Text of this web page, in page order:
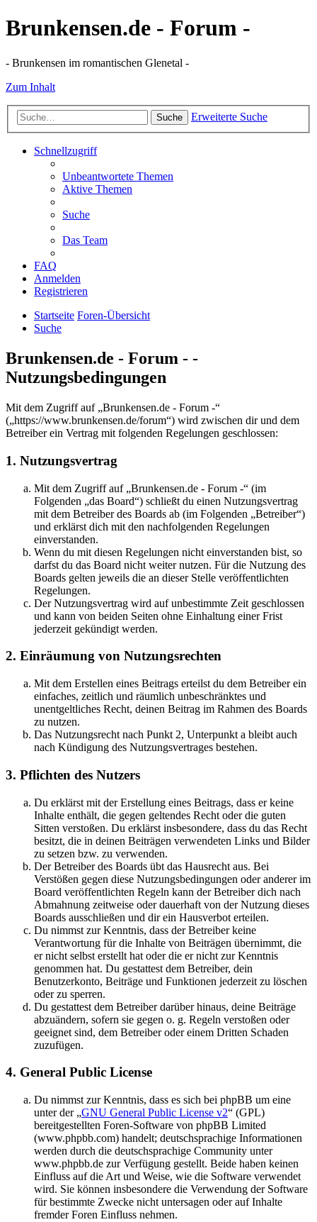
Brunkensen.de - Forum -
- Brunkensen im romantischen Glenetal -
Zum Inhalt
Suche Erweiterte Suche
Schnellzugriff
Unbeantwortete Themen
Aktive Themen
Suche
Das Team
FAQ
Anmelden
Registrieren
Startseite Foren-Übersicht
Suche
Brunkensen.de - Forum - -
Nutzungsbedingungen
Mit dem Zugriff auf „Brunkensen.de - Forum -“
(„https://www.brunkensen.de/forum“) wird zwischen dir und dem
Betreiber ein Vertrag mit folgenden Regelungen geschlossen:
1. Nutzungsvertrag
Mit dem Zugriff auf „Brunkensen.de - Forum -“ (im
Folgenden „das Board“) schließt du einen Nutzungsvertrag
mit dem Betreiber des Boards ab (im Folgenden „Betreiber“)
und erklärst dich mit den nachfolgenden Regelungen
einverstanden.
Wenn du mit diesen Regelungen nicht einverstanden bist, so
darfst du das Board nicht weiter nutzen. Für die Nutzung des
Boards gelten jeweils die an dieser Stelle veröffentlichten
Regelungen.
Der Nutzungsvertrag wird auf unbestimmte Zeit geschlossen
und kann von beiden Seiten ohne Einhaltung einer Frist
jederzeit gekündigt werden.
2. Einräumung von Nutzungsrechten
Mit dem Erstellen eines Beitrags erteilst du dem Betreiber ein
einfaches, zeitlich und räumlich unbeschränktes und
unentgeltliches Recht, deinen Beitrag im Rahmen des Boards
zu nutzen.
Das Nutzungsrecht nach Punkt 2, Unterpunkt a bleibt auch
nach Kündigung des Nutzungsvertrages bestehen.
3. Pflichten des Nutzers
Du erklärst mit der Erstellung eines Beitrags, dass er keine
Inhalte enthält, die gegen geltendes Recht oder die guten
Sitten verstoßen. Du erklärst insbesondere, dass du das Recht
besitzt, die in deinen Beiträgen verwendeten Links und Bilder
zu setzen bzw. zu verwenden.
Der Betreiber des Boards übt das Hausrecht aus. Bei
Verstößen gegen diese Nutzungsbedingungen oder anderer im
Board veröffentlichten Regeln kann der Betreiber dich nach
Abmahnung zeitweise oder dauerhaft von der Nutzung dieses
Boards ausschließen und dir ein Hausverbot erteilen.
Du nimmst zur Kenntnis, dass der Betreiber keine
Verantwortung für die Inhalte von Beiträgen übernimmt, die
er nicht selbst erstellt hat oder die er nicht zur Kenntnis
genommen hat. Du gestattest dem Betreiber, dein
Benutzerkonto, Beiträge und Funktionen jederzeit zu löschen
oder zu sperren.
Du gestattest dem Betreiber darüber hinaus, deine Beiträge
abzuändern, sofern sie gegen o. g. Regeln verstoßen oder
geeignet sind, dem Betreiber oder einem Dritten Schaden
zuzufügen.
4. General Public License
Du nimmst zur Kenntnis, dass es sich bei phpBB um eine
unter der „GNU General Public License v2“ (GPL)
bereitgestellten Foren-Software von phpBB Limited
(www.phpbb.com) handelt; deutschsprachige Informationen
werden durch die deutschsprachige Community unter
www.phpbb.de zur Verfügung gestellt. Beide haben keinen
Einfluss auf die Art und Weise, wie die Software verwendet
wird. Sie können insbesondere die Verwendung der Software
für bestimmte Zwecke nicht untersagen oder auf Inhalte
fremder Foren Einfluss nehmen.